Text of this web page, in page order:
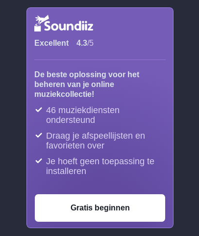
Excellent 4.3/5
De beste oplossing voor het
beheren van je online
muziekcollectie!
46 muziekdiensten
ondersteund
Draag je afspeellijsten en
favorieten over
Je hoeft geen toepassing te
installeren
Gratis beginnen